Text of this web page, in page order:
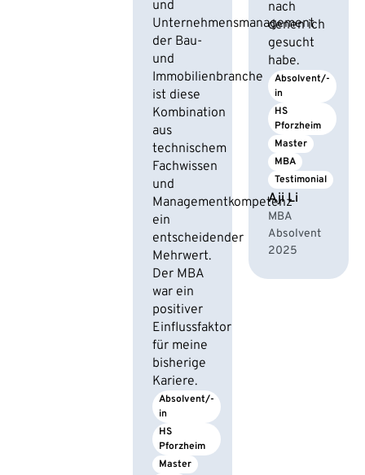
nach
denen ich
gesucht
habe.
Absolvent/-
in
HS
Pforzheim
Master
MBA
Testimonial
Aji Li
MBA
Absolvent
2025
und
Unternehmensmanagement
der Bau-
und
Immobilienbranche
ist diese
Kombination
aus
technischem
Fachwissen
und
Managementkompetenz
ein
entscheidender
Mehrwert.
Der MBA
war ein
positiver
Einflussfaktor
für meine
bisherige
Kariere.
Absolvent/-
in
HS
Pforzheim
Master